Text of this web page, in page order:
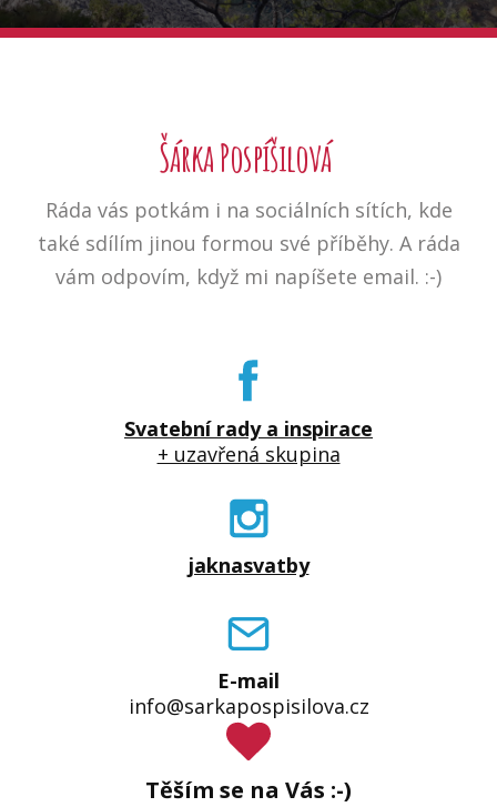
Šárka Pospíšilová
Ráda vás potkám i na sociálních sítích, kde
také sdílím jinou formou své příběhy. A ráda
vám odpovím, když mi napíšete email. :-)
Svatební rady a inspirace
+ uzavřená skupina
jaknasvatby
E-mail
info@sarkapospisilova.cz
Těším se na Vás :-)